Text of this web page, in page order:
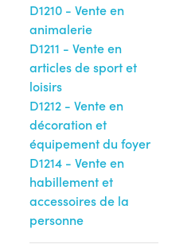
D1210 - Vente en
animalerie
D1211 - Vente en
articles de sport et
loisirs
D1212 - Vente en
décoration et
équipement du foyer
D1214 - Vente en
habillement et
accessoires de la
personne